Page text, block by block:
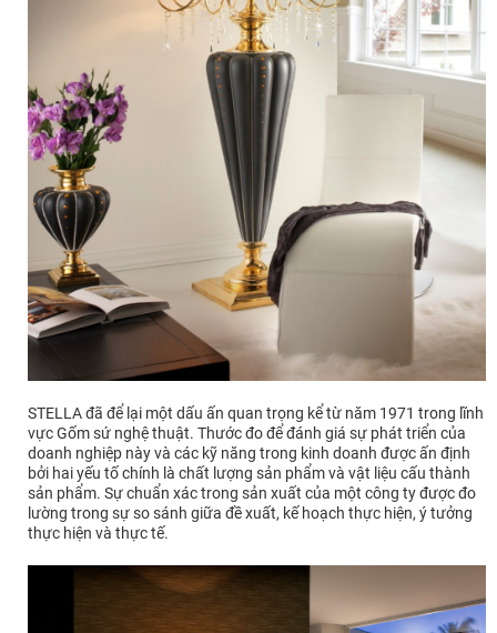
STELLA đã để lại một dấu ấn quan trọng kể từ năm 1971 trong lĩnh
vực Gốm sứ nghệ thuật. Thước đo để đánh giá sự phát triển của
doanh nghiệp này và các kỹ năng trong kinh doanh được ấn định
bởi hai yếu tố chính là chất lượng sản phẩm và vật liệu cấu thành
sản phẩm. Sự chuẩn xác trong sản xuất của một công ty được đo
lường trong sự so sánh giữa đề xuất, kế hoạch thực hiện, ý tưởng
thực hiện và thực tế.